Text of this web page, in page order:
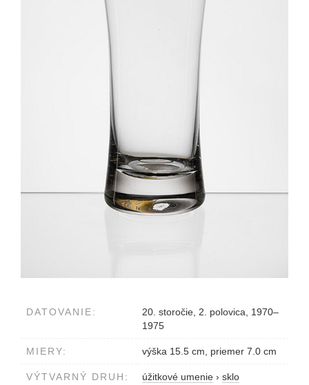
DATOVANIE:
20. storočie, 2. polovica, 1970–
1975
MIERY: výška 15.5 cm, priemer 7.0 cm
VÝTVARNÝ DRUH: úžitkové umenie › sklo